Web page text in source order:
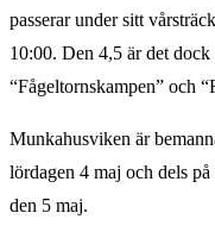
passerar under sitt
10:00. Den 4,5 är det
“Fågeltornskampen” och
Munkahusviken är
lördagen 4 maj och dels
den 5 maj.